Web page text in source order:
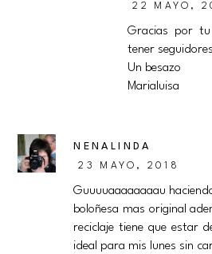
22 MAYO,
Gracias por
tener
Un besazo
Marialuisa
NENALINDA
23 MAYO, 2018
Guuuuaaaaaaaau
boloñesa mas original
reciclaje tiene que estar
ideal para mis lunes sin